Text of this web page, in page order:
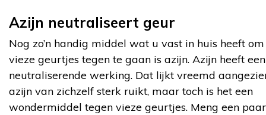
Azijn neutraliseert geur
Nog zo’n handig middel wat u vast in huis heeft om
vieze geurtjes tegen te gaan is azijn. Azijn heeft een
neutraliserende werking. Dat lijkt vreemd
azijn van zichzelf sterk ruikt, maar toch is het een
wondermiddel tegen vieze geurtjes. Meng een paar